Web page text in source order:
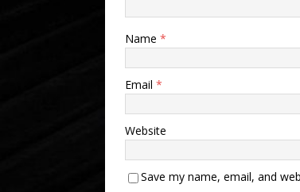
Name *
Email *
Website
Save my name, email, and